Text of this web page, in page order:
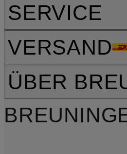
SERVICE
VERSAND
ÜBER